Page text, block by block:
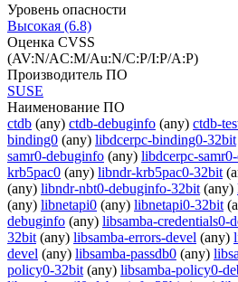
Уровень опасности
Высокая (6.8)
Оценка CVSS
(AV:N/AC:M/Au:N/C:P/I:P/A:P)
Производитель ПО
SUSE
Наименование ПО
ctdb (any) ctdb-debuginfo (any) ctdb-
binding0 (any) libdcerpc-binding0-32bit
samr0-debuginfo (any) libdcerpc-
krb5pac0 (any) libndr-krb5pac0-32bit
(any) libndr-nbt0-debuginfo-32bit (any)
(any) libnetapi0 (any) libnetapi0-32bit
debuginfo (any) libsamba-credentials0-
32bit (any) libsamba-errors-devel (any)
devel (any) libsamba-passdb0 (any)
policy0-32bit (any) libsamba-policy0-